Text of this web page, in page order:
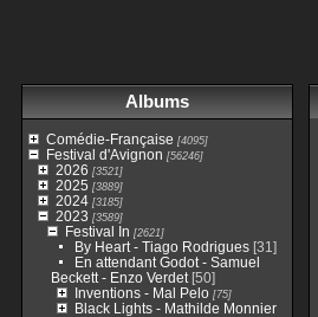
Albums
Comédie-Française [4095]
Festival d'Avignon [56246]
2026 [3521]
2025 [3889]
2024[3185]
2023 [3589]
Festival In [2621]
By Heart - Tiago Rodrigues[31]
En attendant Godot - Samuel
Beckett - Enzo Verdet[50]
Inventions - Mal Pelo [75]
Black Lights - Mathilde Monnier